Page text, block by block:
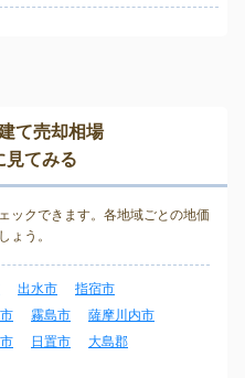
て売却相場
見てみる
ックできます。各地域ごとの地価
ょう。
出水市
指宿市
霧島市
薩摩川内市
日置市
大島郡